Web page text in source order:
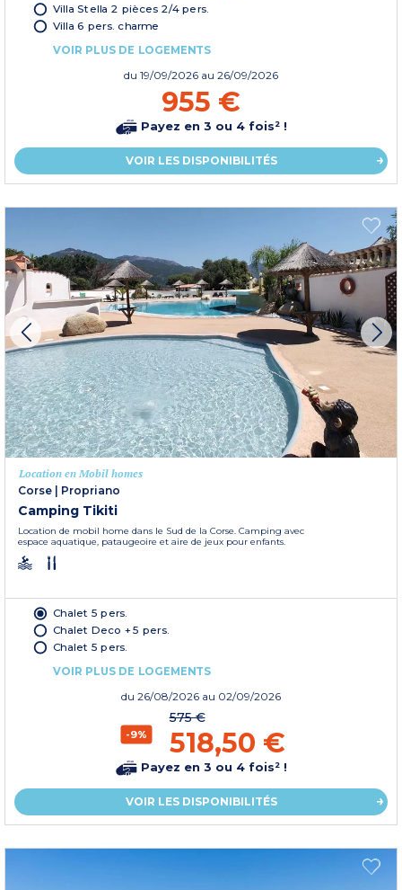
Villa Stella 2 pièces 2/4 pers.
Villa 6 pers. charme
VOIR PLUS DE LOGEMENTS
du 19/09/2026 au 26/09/2026
955 €
Payez en 3 ou 4 fois² !
VOIR LES DISPONIBILITÉS
Location en Mobil homes
Corse
Propriano
Camping Tikiti
Location de mobil home dans le Sud de la Corse. Camping avec
espace aquatique, pataugeoire et aire de jeux pour enfants.
Chalet 5 pers.
Chalet Deco + 5 pers.
Chalet 5 pers.
VOIR PLUS DE LOGEMENTS
du 26/08/2026 au 02/09/2026
-9%
575 €
518,50 €
Payez en 3 ou 4 fois² !
VOIR LES DISPONIBILITÉS